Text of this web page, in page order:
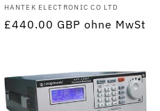
Anbieter:
HANTEK ELECTRONIC CO LTD
Normaler
£440.00 GBP ohne MwSt